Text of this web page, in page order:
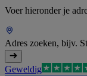
Voer hieronder je
Adres zoeken, bijv.
Geweldig